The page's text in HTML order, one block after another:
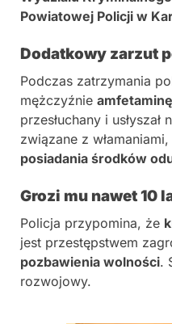
Powiatowej Policji w
Dodatkowy zarzut
Podczas zatrzymania
mężczyźnie amfetaminę
przesłuchany i
związane z
posiadania środków
Grozi mu nawet 10
Policja przypomina, że
jest przestępstwem
pozbawienia wolności.
rozwojowy.